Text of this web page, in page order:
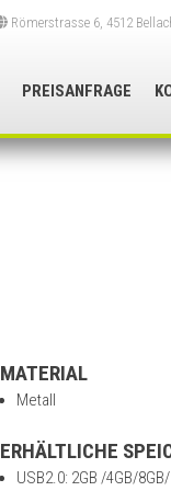
Römerstrasse 6, 4512
PREISANFRAGE
MATERIAL
Metall
ERHÄLTLICHE
USB2.0: 2GB /4GB/